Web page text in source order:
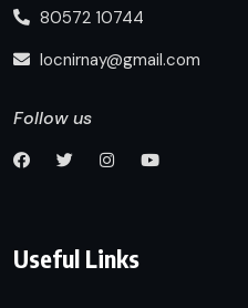
80572 10744
locnirnay@gmail.com
Follow us
Useful Links